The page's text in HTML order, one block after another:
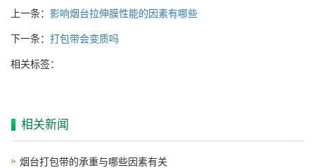
上一条： 影响烟台拉伸膜性能的因素有哪些
下一条： 打包带会变质吗
相关标签：
相关新闻
烟台打包带的承重与哪些因素有关